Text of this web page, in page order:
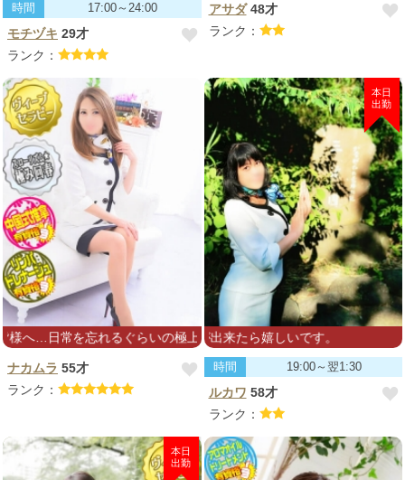
時間 17:00～24:00
モチヅキ 29才
ランク：
アサダ48才
ランク：
るぐらいの極上の癒しと現実逃避の世界へご案内致します❤︎
ナカムラ 55才
ランク：
本日
出勤
も癒しのお手伝いが出来たら嬉しいです。
時間 19:00～翌1:30
ルカワ 58才
ランク：
本日
出勤